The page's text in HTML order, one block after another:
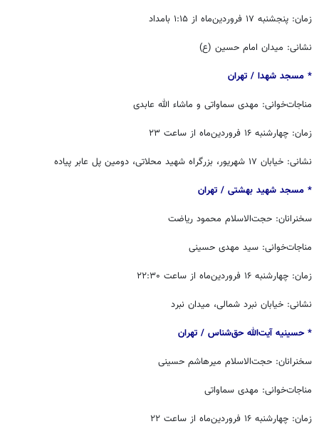
زمان: پنجشنبه ۱۷ فروردین‌ماه از ۱:۱۵ بامداد
نشانی: میدان امام حسین (ع)
* مسجد شهدا / ‏‬تهران
مناجات‌خوانی: مهدی سماواتی و ماشاء الله عابدی
زمان: چهارشنبه ۱۶ فروردین‌ماه از ساعت ۲۳
نشانی: خیابان ۱۷ شهریور، بزرگراه شهید محلاتی، دومین پل عابر پیاده
* مسجد شهید بهشتی / ‏‬تهران
سخنرانان: حجت‌الاسلام محمود ریاضت
مناجات‌خوانی: سید مهدی حسینی
زمان: چهارشنبه ۱۶ فروردین‌ماه از ساعت ۲۲:۳۰
نشانی: خیابان نبرد شمالی، میدان نبرد
* حسینیه آیت‌الله حق‌شناس / ‏‬تهران
سخنرانان: حجت‌الاسلام میرهاشم حسینی
مناجات‌خوانی: مهدی سماواتی
زمان: چهارشنبه ۱۶ فروردین‌ماه از ساعت ۲۲